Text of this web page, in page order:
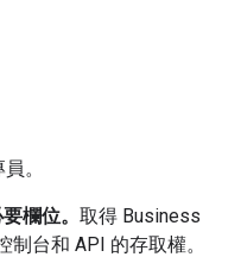
。
欄位。 取得 Business
制台和 API 的存取權。